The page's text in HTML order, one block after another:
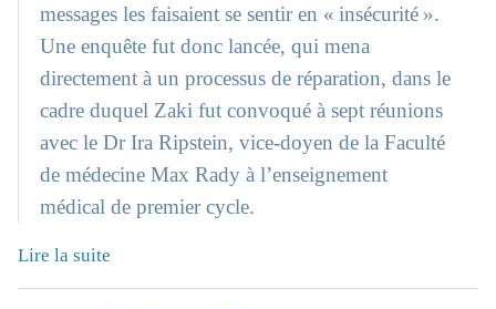
messages les faisaient se sentir en « insécurité ».
Une enquête fut donc lancée, qui mena
directement à un processus de réparation, dans le
cadre duquel Zaki fut convoqué à sept réunions
avec le Dr Ira Ripstein, vice-doyen de la Faculté
de médecine Max Rady à l’enseignement
médical de premier cycle.
Lire la suite